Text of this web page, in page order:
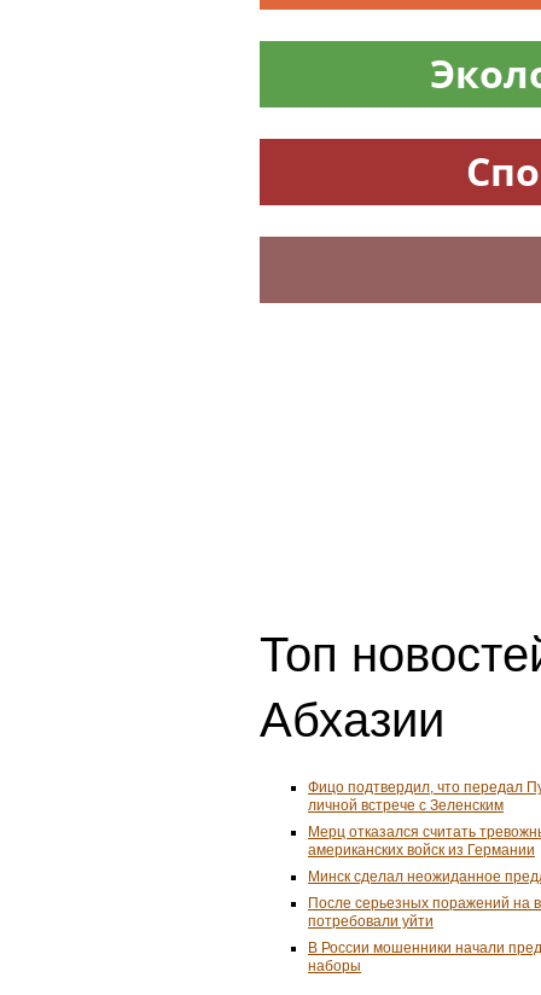
Топ
Абхазии
Фицо подтвердил, что передал
личной встрече с Зеленским
Мерц отказался считать
американских войск из Германии
Минск сделал неожиданное
После серьезных поражений на
потребовали уйти
В России мошенники начали
наборы